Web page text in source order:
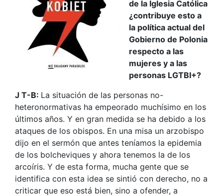
de la Iglesia Católica
¿contribuye esto a
la política actual del
Gobierno de Polonia
respecto a las
mujeres y a las
personas LGTBI+?
J T-B: La situación de las personas no-
heteronormativas ha empeorado muchísimo en los
últimos años. Y en gran medida se ha debido a los
ataques de los obispos. En una misa un arzobispo
dijo en el sermón que antes teníamos la epidemia
de los bolcheviques y ahora tenemos la de los
arcoíris. Y de esta forma, mucha gente que se
identifica con esta idea se sintió con derecho, no a
criticar que eso está bien, sino a ofender, a